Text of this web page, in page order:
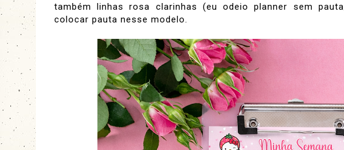
também linhas rosa clarinhas (eu odeio planner sem
colocar pauta nesse modelo.